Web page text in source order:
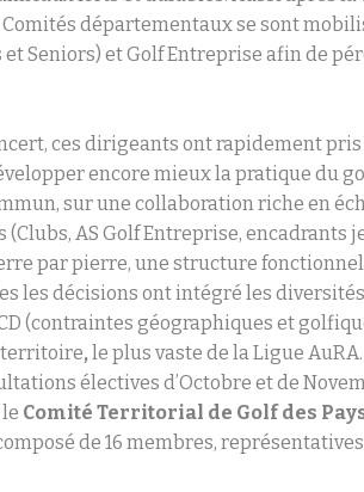
départementaux se sont
Seniors) et Golf Entreprise afin de
ces dirigeants ont rapidement
encore mieux la pratique du
sur une collaboration riche en
(Clubs, AS Golf Entreprise, encadrants
par pierre, une structure
les décisions ont intégré les
(contraintes géographiques et
territoire,le plus vaste de la Ligue
électives d’Octobre et de
Comité Territorial de Golf des
de 16 membres,